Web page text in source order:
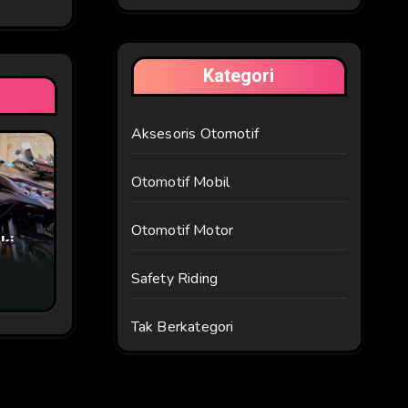
Kategori
Aksesoris Otomotif
Otomotif Mobil
Otomotif Motor
Safety Riding
Tak Berkategori